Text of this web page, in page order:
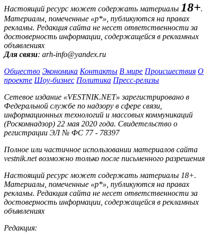
Настоящий ресурс может содержать материалы 18+.
Материалы, помеченные «р*», публикуются на правах
рекламы. Редакция сайта не несет ответственности за
достоверность информации, содержащейся в рекламных
объявлениях
Для связи: arh-info@yandex.ru
Общество Экономика Контакты В мире Происшествия О
проекте Шоу-бизнес Политика Пресс-релизы
Сетевое издание «VESTNIK.NET» зарегистрировано в
Федеральной службе по надзору в сфере связи,
информационных технологий и массовых коммуникаций
(Роскомнадзор) 22 мая 2020 года. Свидетельство о
регистрации ЭЛ № ФС 77 - 78397
Полное или частичное использовании материалов сайта
vestnik.net возможно только после письменного разрешения
Настоящий ресурс может содержать материалы 18+.
Материалы, помеченные «р*», публикуются на правах
рекламы. Редакция сайта не несет ответственности за
достоверность информации, содержащейся в рекламных
объявлениях
Редакция: